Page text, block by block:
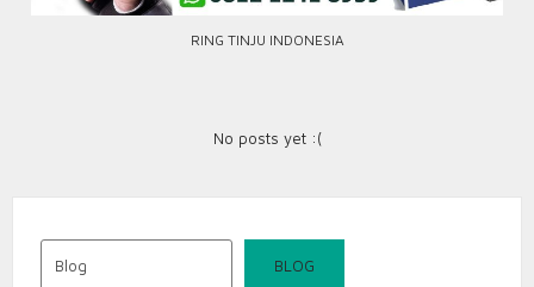
RING TINJU INDONESIA
No posts yet :(
BLOG